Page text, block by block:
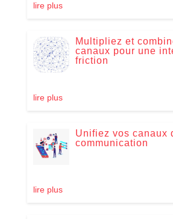
lire plus
Multipliez et
canaux pour une
friction
lire plus
Unifiez vos canaux
communication
lire plus